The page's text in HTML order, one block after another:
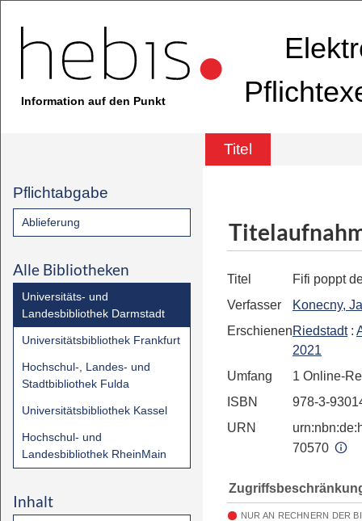
Information auf den Punkt
Titel
Pflichtabgabe
Ablieferung
Alle Bibliotheken
Universitäts- und
Landesbibliothek Darmstadt
Universitätsbibliothek Frankfurt
Hochschul-, Landes- und
Stadtbibliothek Fulda
Universitätsbibliothek Kassel
Hochschul- und
Landesbibliothek RheinMain
Inhalt
Titel
Fifi poppt
Verfasser
Konecny,
ErschienenRiedstadt:
2021
Umfang
1 Online-
ISBN
978-3-
URN
70570
NUR AN RECHNERN DER